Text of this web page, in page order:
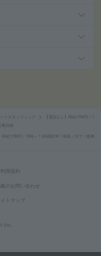
トスタッフィング
【電話なし】時給1750円！1
詳細
時給1750円！10時～＊未経験OK！御茶ノ水で一般事
利用規約
載のお問い合わせ
イトマップ
Inc.